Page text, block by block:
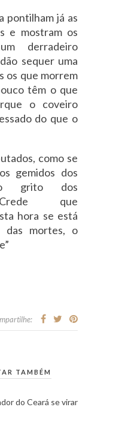
pontilham já as
e mostram os
derradeiro
sequer uma
os que morrem
têm o que
o coveiro
do que o
como se
gemidos dos
grito dos
Crede que
hora se está
das mortes, o
TAMBÉM
do Ceará se virar